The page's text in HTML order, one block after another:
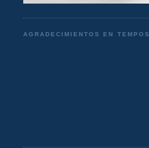
AGRADECIMIENTOS EN TEMPOS